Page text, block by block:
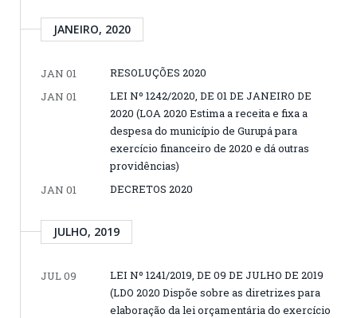
JANEIRO, 2020
JAN 01
RESOLUÇÕES 2020
JAN 01
LEI Nº 1242/2020, DE 01 DE JANEIRO DE
2020 (LOA 2020 Estima a receita e fixa a
despesa do município de Gurupá para
exercício financeiro de 2020 e dá outras
providências)
JAN 01
DECRETOS 2020
JULHO, 2019
JUL 09
LEI Nº 1241/2019, DE 09 DE JULHO DE 2019
(LDO 2020 Dispõe sobre as diretrizes para
elaboração da lei orçamentária do exercício